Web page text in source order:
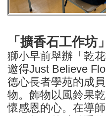
「擴香石工作坊
獅小早前舉辦「乾
邀得Just Believe
德心長者學苑的成
物。飾物以風鈴果
懷感恩的心。在導